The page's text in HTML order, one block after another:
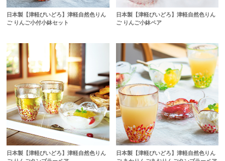
日本製【津軽びいどろ】津軽自然色りん
ご りんご小付小鉢セット
日本製【津軽びいどろ】津軽自然色りん
ご りんご小鉢ペア
日本製【津軽びいどろ】津軽自然色りん
日本製【津軽びいどろ】津軽自然色りん